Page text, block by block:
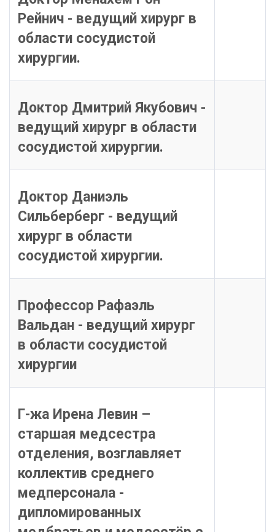
Рейнич - ведущий хирург в
области сосудистой
хирургии.
Доктор Дмитрий Якубович -
ведущий хирург в области
сосудистой хирургии.
Доктор Даниэль
Сильберберг - ведущий
хирург в области
сосудистой хирургии.
Профессор Рафаэль
Вальдан - ведущий хирург
в области сосудистой
хирургии
Г-жа Ирена Левин –
старшая медсестра
отделения, возглавляет
коллектив среднего
медперсонала -
дипломированных